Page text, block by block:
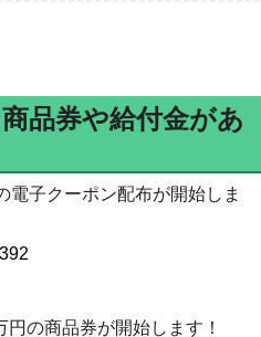
品券や給付金があ
子クーポン配布が開始しま
の商品券が開始します！